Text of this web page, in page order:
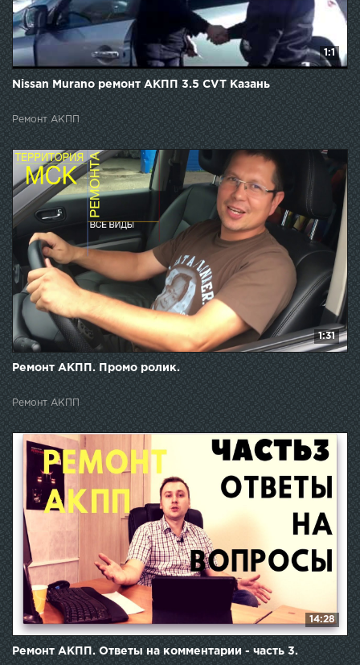
1:1
Nissan Murano ремонт АКПП 3.5 CVT Казань
Ремонт АКПП
1:31
Ремонт АКПП. Промо ролик.
Ремонт АКПП
14:28
Ремонт АКПП. Ответы на комментарии - часть 3.